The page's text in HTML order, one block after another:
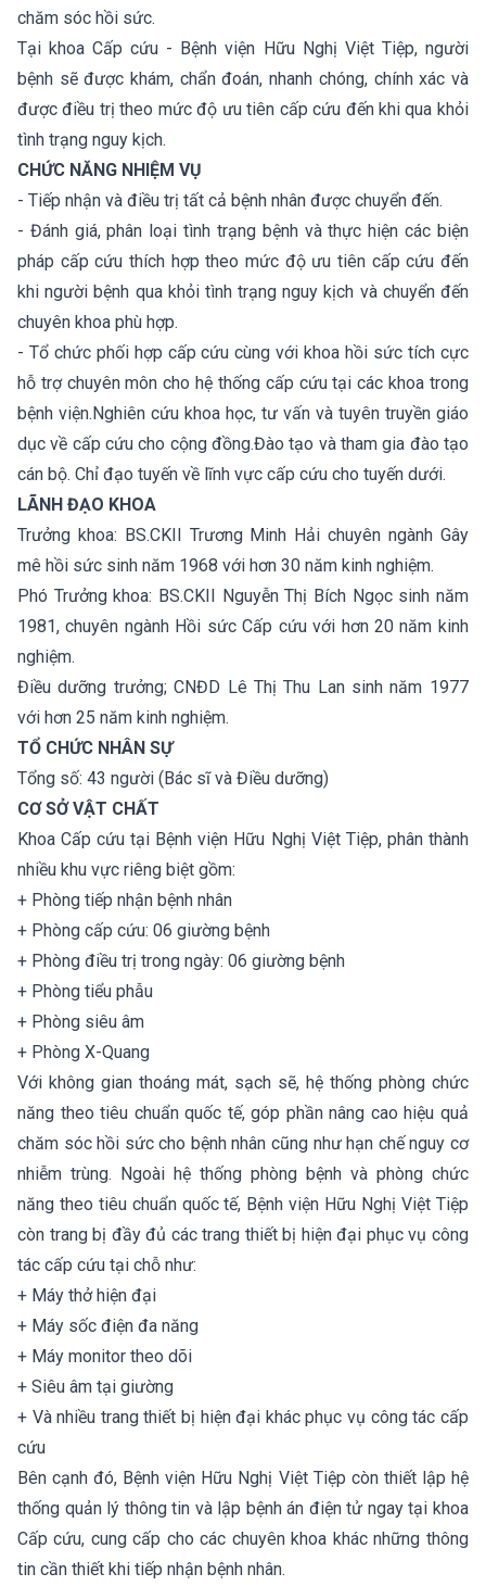
chăm sóc hồi sức.
Tại khoa Cấp cứu - Bệnh viện Hữu Nghị Việt Tiệp, người
bệnh sẽ được khám, chẩn đoán, nhanh chóng, chính xác và
được điều trị theo mức độ ưu tiên cấp cứu đến khi qua khỏi
tình trạng nguy kịch.
CHỨC NĂNG NHIỆM VỤ
- Tiếp nhận và điều trị tất cả bệnh nhân được chuyển đến.
- Đánh giá, phân loại tình trạng bệnh và thực hiện các biện
pháp cấp cứu thích hợp theo mức độ ưu tiên cấp cứu đến
khi người bệnh qua khỏi tình trạng nguy kịch và chuyển đến
chuyên khoa phù hợp.
- Tổ chức phối hợp cấp cứu cùng với khoa hồi sức tích cực
hỗ trợ chuyên môn cho hệ thống cấp cứu tại các khoa trong
bệnh viện.Nghiên cứu khoa học, tư vấn và tuyên truyền giáo
dục về cấp cứu cho cộng đồng.Đào tạo và tham gia đào tạo
cán bộ. Chỉ đạo tuyến về lĩnh vực cấp cứu cho tuyến dưới.
LÃNH ĐẠO KHOA
Trưởng khoa: BS.CKII Trương Minh Hải chuyên ngành Gây
mê hồi sức sinh năm 1968 với hơn 30 năm kinh nghiệm.
Phó Trưởng khoa: BS.CKII Nguyễn Thị Bích Ngọc sinh năm
1981, chuyên ngành Hồi sức Cấp cứu với hơn 20 năm kinh
nghiệm.
Điều dưỡng trưởng; CNĐD Lê Thị Thu Lan sinh năm 1977
với hơn 25 năm kinh nghiệm.
TỔ CHỨC NHÂN SỰ
Tổng số: 43 người (Bác sĩ và Điều dưỡng)
CƠ SỞ VẬT CHẤT
Khoa Cấp cứu tại Bệnh viện Hữu Nghị Việt Tiệp, phân thành
nhiều khu vực riêng biệt gồm:
+ Phòng tiếp nhận bệnh nhân
+ Phòng cấp cứu: 06 giường bệnh
+ Phòng điều trị trong ngày: 06 giường bệnh
+ Phòng tiểu phẫu
+ Phòng siêu âm
+ Phòng X-Quang
Với không gian thoáng mát, sạch sẽ, hệ thống phòng chức
năng theo tiêu chuẩn quốc tế, góp phần nâng cao hiệu quả
chăm sóc hồi sức cho bệnh nhân cũng như hạn chế nguy cơ
nhiễm trùng. Ngoài hệ thống phòng bệnh và phòng chức
năng theo tiêu chuẩn quốc tế, Bệnh viện Hữu Nghị Việt Tiệp
còn trang bị đầy đủ các trang thiết bị hiện đại phục vụ công
tác cấp cứu tại chỗ như:
+ Máy thở hiện đại
+ Máy sốc điện đa năng
+ Máy monitor theo dõi
+ Siêu âm tại giường
+ Và nhiều trang thiết bị hiện đại khác phục vụ công tác cấp
cứu
Bên cạnh đó, Bệnh viện Hữu Nghị Việt Tiệp còn thiết lập hệ
thống quản lý thông tin và lập bệnh án điện tử ngay tại khoa
Cấp cứu, cung cấp cho các chuyên khoa khác những thông
tin cần thiết khi tiếp nhận bệnh nhân.